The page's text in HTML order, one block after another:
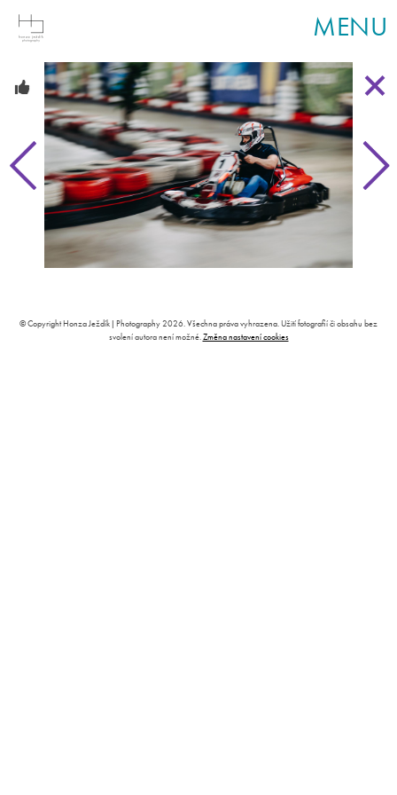
MENU
© Copyright Honza Ježdík | Photography 2026. Všechna práva vyhrazena. Užití fotografií či obsahu bez
svolení autora není možné.Změna nastavení cookies